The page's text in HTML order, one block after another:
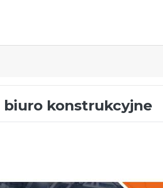
biuro konstrukcyjne